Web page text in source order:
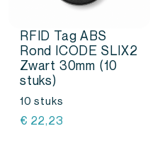
RFID Tag ABS
Rond ICODE SLIX2
Zwart 30mm (10
stuks)
10 stuks
€ 22,23